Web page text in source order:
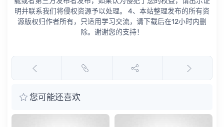
明并联系我们将侵权资源予以处理。 4、本站整理发布的所有资
源版权归作者所有，只适用学习交流，请下载后在12小时内删
除。谢谢您的支持！
您可能还喜欢